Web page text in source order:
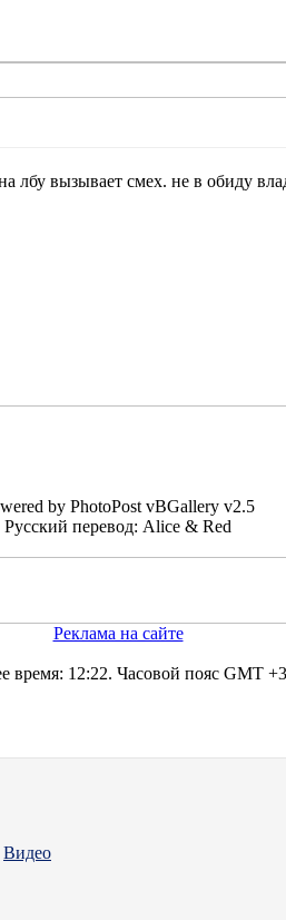
лбу вызывает смех. не в обиду
by PhotoPost vBGallery v2.5
Русский перевод: Alice & Red
Реклама на сайте
время: 12:22. Часовой пояс GMT
Видео